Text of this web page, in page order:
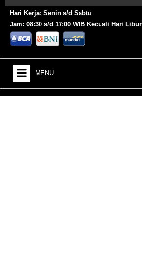
Hari Kerja: Senin s/d Sabtu
Jam: 08:30 s/d 17:00 WIB Kecuali Hari Libur
MENU